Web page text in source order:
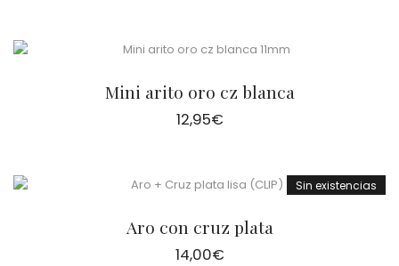
Mini arito oro cz blanca
12,95€
Sin existencias
Aro con cruz plata
14,00€